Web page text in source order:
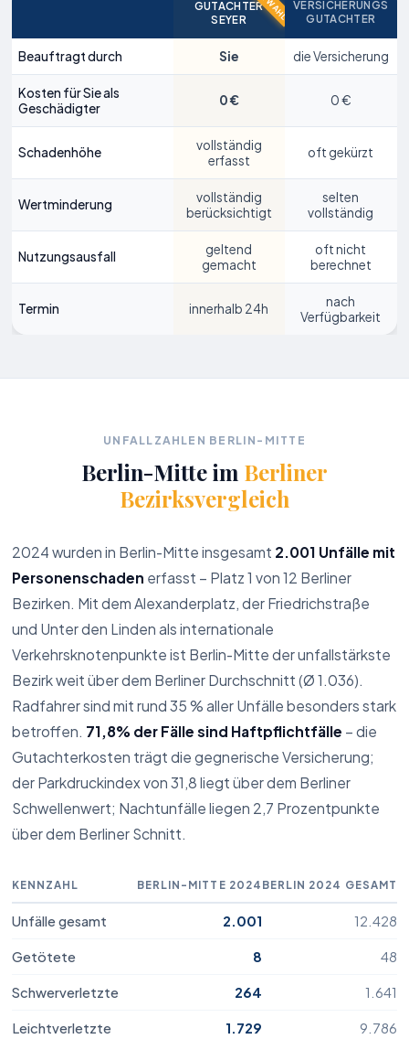
Seitenschaden
5.108 €
Parkschaden
Škoda
Karoq
3.672 €
Reparaturkosten lt. Gutachten
GUTACHTER
SEYER
VERSICHERUNGS
GUTACHTER
Beauftragt durch Sie die Versicherung
Kosten für Sie als
Geschädigter
0 € 0 €
Schadenhöhe
vollständig
erfasst
oft gekürzt
Wertminderung
vollständig
berücksichtigt
selten
vollständig
Nutzungsausfall
geltend
gemacht
oft nicht
berechnet
Termin innerhalb 24h
nach
Verfügbarkeit
UNFALLZAHLEN BERLIN-MITTE
Berlin-Mitte im Berliner
Bezirksvergleich
2024 wurden in Berlin-Mitte insgesamt 2.001 Unfälle mit
Personenschaden erfasst – Platz 1 von 12 Berliner
Bezirken. Mit dem Alexanderplatz, der Friedrichstraße
und Unter den Linden als internationale
Verkehrsknotenpunkte ist Berlin-Mitte der unfallstärkste
Bezirk weit über dem Berliner Durchschnitt (Ø 1.036).
Radfahrer sind mit rund 35 % aller Unfälle besonders stark
betroffen. 71,8% der Fälle sind Haftpflichtfälle – die
Gutachterkosten trägt die gegnerische Versicherung;
der Parkdruckindex von 31,8 liegt über dem Berliner
Schwellenwert; Nachtunfälle liegen 2,7 Prozentpunkte
über dem Berliner Schnitt.
KENNZAHL BERLIN-MITTE 2024 BERLIN 2024 GESAMT
Unfälle gesamt 2.001 12.428
Getötete 8 48
Schwerverletzte 264 1.641
Leichtverletzte 1.729 9.786